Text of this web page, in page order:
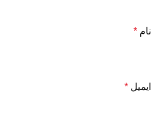
نام *
ایمیل *